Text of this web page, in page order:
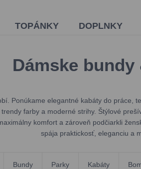
TOPÁNKY DOPLNKY
Dámske bundy
Ponúkame elegantné kabáty do
farby a moderné strihy. Štýlové
komfort a zároveň podčiarkli
spája praktickosť, eleganciu a
Bundy Parky Kabáty